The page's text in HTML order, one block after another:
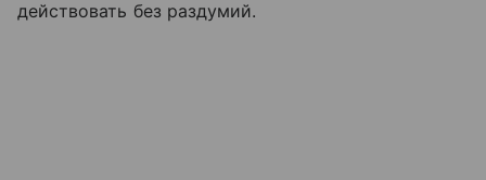
действовать без раздумий.